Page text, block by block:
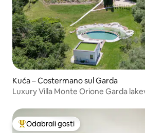
Kuća – Costermano sul Garda
Luxury Villa Monte Orione Garda
Među najviše rangiranima s oznakom
Odabrali gosti